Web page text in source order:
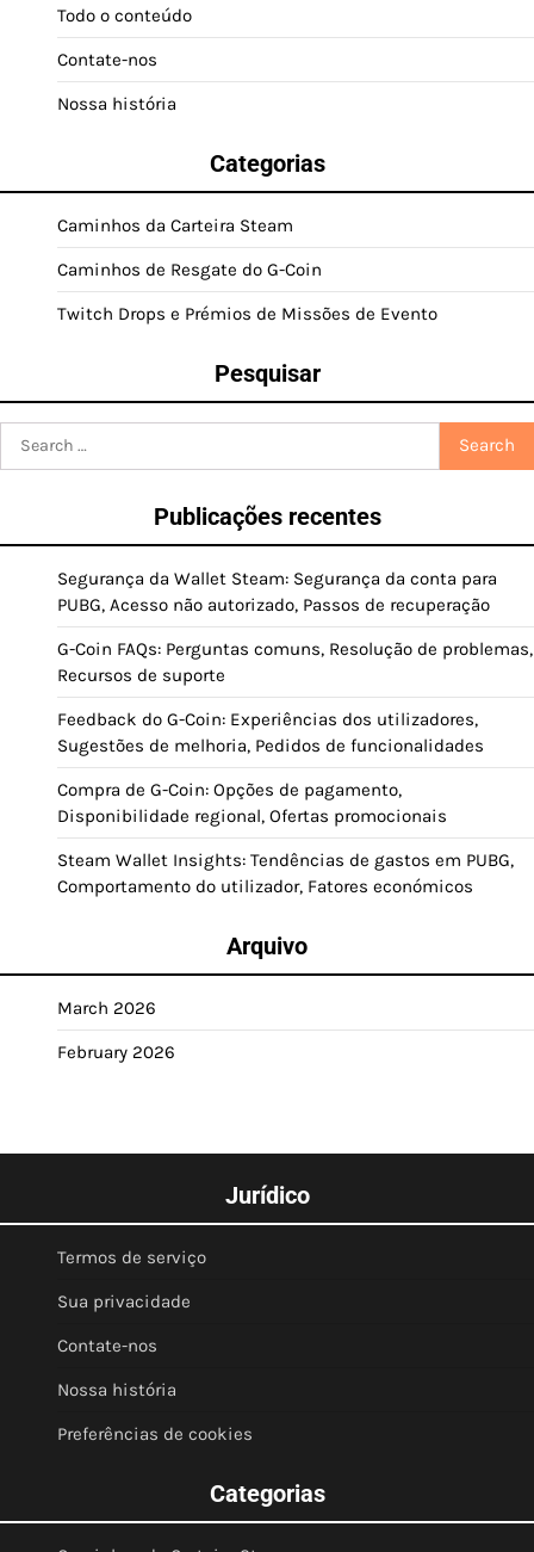
Todo o conteúdo
Contate-nos
Nossa história
Categorias
Caminhos da Carteira Steam
Caminhos de Resgate do G-Coin
Twitch Drops e Prémios de Missões de Evento
Pesquisar
Publicações recentes
Segurança da Wallet Steam: Segurança da conta para
PUBG, Acesso não autorizado, Passos de recuperação
G-Coin FAQs: Perguntas comuns, Resolução de problemas,
Recursos de suporte
Feedback do G-Coin: Experiências dos utilizadores,
Sugestões de melhoria, Pedidos de funcionalidades
Compra de G-Coin: Opções de pagamento,
Disponibilidade regional, Ofertas promocionais
Steam Wallet Insights: Tendências de gastos em PUBG,
Comportamento do utilizador, Fatores económicos
Arquivo
March 2026
February 2026
Jurídico
Termos de serviço
Sua privacidade
Contate-nos
Nossa história
Preferências de cookies
Categorias